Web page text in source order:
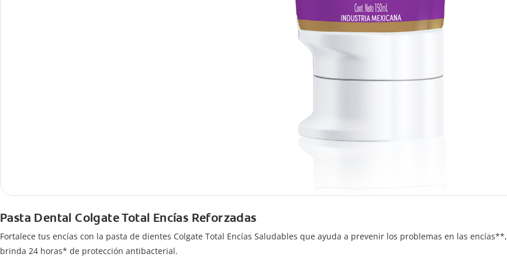
Pasta Dental Colgate Total Encías Reforzadas
Fortalece tus encías con la pasta de dientes Colgate Total Encías Saludables que ayuda a prevenir los problemas en las
brinda 24 horas* de protección antibacterial.